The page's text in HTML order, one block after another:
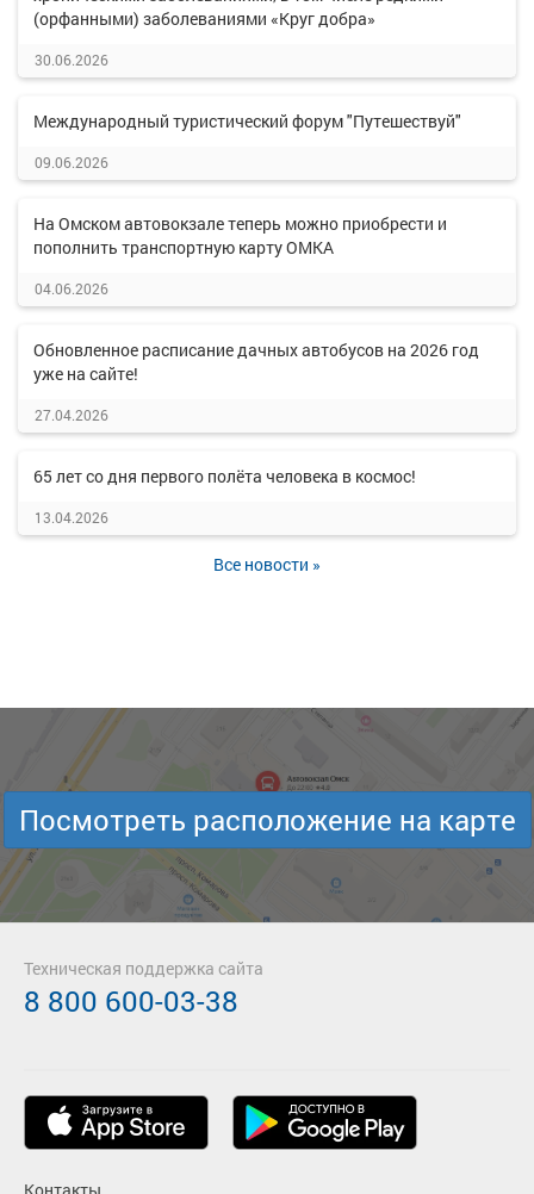
(орфанными) заболеваниями «Круг добра»
30.06.2026
Международный туристический форум "Путешествуй"
09.06.2026
На Омском автовокзале теперь можно приобрести и
пополнить транспортную карту ОМКА
04.06.2026
Обновленное расписание дачных автобусов на 2026 год
уже на сайте!
27.04.2026
65 лет со дня первого полёта человека в космос!
13.04.2026
Все новости »
Посмотреть расположение на карте
Техническая поддержка сайта
8 800 600-03-38